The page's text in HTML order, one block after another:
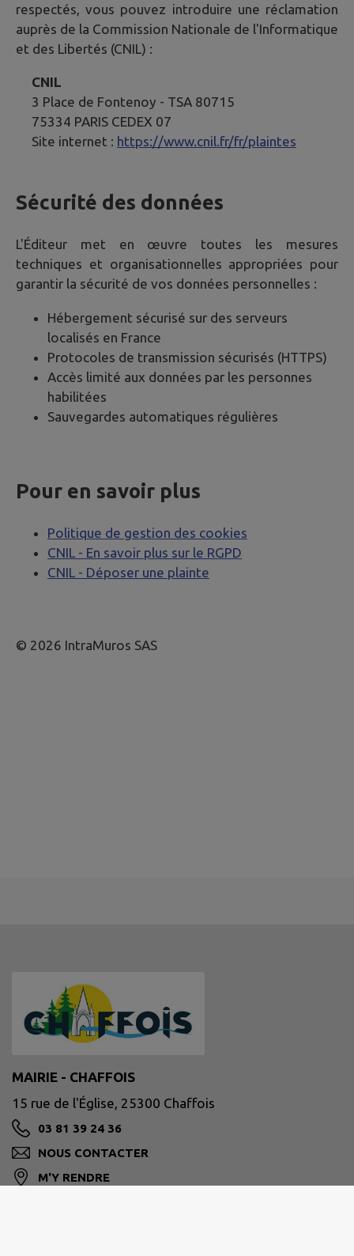
respectés, vous pouvez introduire une réclamation
auprès de la Commission Nationale de l'Informatique
et des Libertés (CNIL) :
CNIL
3 Place de Fontenoy - TSA 80715
75334 PARIS CEDEX 07
Site internet : https://www.cnil.fr/fr/plaintes
Sécurité des données
L'Éditeur met en œuvre toutes les mesures
techniques et organisationnelles appropriées pour
garantir la sécurité de vos données personnelles :
Hébergement sécurisé sur des serveurs
localisés en France
Protocoles de transmission sécurisés (HTTPS)
Accès limité aux données par les personnes
habilitées
Sauvegardes automatiques régulières
Pour en savoir plus
Politique de gestion des cookies
CNIL - En savoir plus sur le RGPD
CNIL - Déposer une plainte
© 2026 IntraMuros SAS
MAIRIE - CHAFFOIS
15 rue de l'Église, 25300 Chaffois
03 81 39 24 36
NOUS CONTACTER
M'Y RENDRE